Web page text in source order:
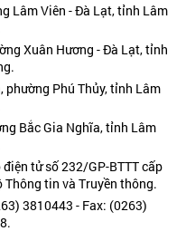
Lâm Viên - Đà Lạt, tỉnh Lâm
Xuân Hương - Đà Lạt, tỉnh
phường Phú Thủy, tỉnh Lâm
Bắc Gia Nghĩa, tỉnh Lâm
tử số 232/GP-BTTT cấp
Thông tin và Truyền thông.
3810443 - Fax: (0263)